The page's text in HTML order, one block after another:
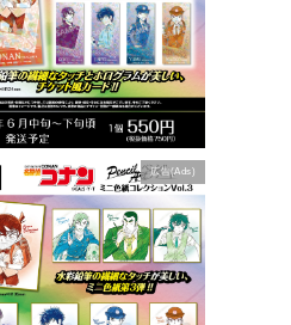
広告(Ads)